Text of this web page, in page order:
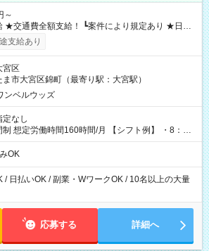
～
あり） ┗働いたその日に現金GET♪ お仕事後はコ
払い分を引き落とせます！ 【試用期間】試
支給あり
宮区
市大宮区錦町（最寄り駅：大宮駅）
ンベルウッズ
なし
働時間160時間/月 【シフト例】 ・8：00
OK
/ 日払いOK / 副業・WワークOK / 10名以上の大量
応募する 詳細へ